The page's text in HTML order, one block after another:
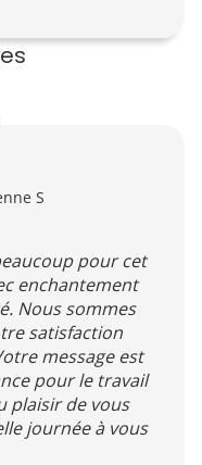
S
pour cet
enchantement
Nous sommes
satisfaction
message est
pour le travail
plaisir de vous
journée à vous